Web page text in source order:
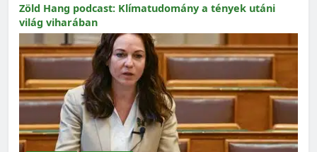
Zöld Hang podcast: Klímatudomány a tények utáni
világ viharában